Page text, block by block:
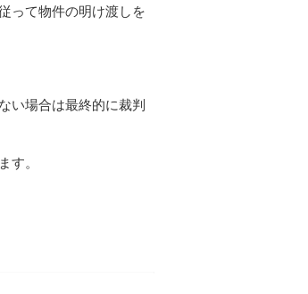
って物件の明け渡しを
い場合は最終的に裁判
す。